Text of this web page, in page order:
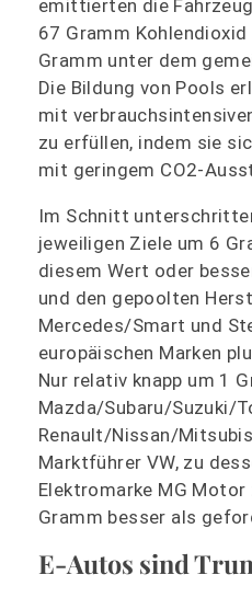
emittierten die
67 Gramm
Gramm unter dem
Die Bildung von Pools
mit
zu erfüllen, indem sie
mit geringem CO2-
Im Schnitt
jeweiligen Ziele um 6
diesem Wert oder
und den gepoolten
Mercedes/Smart und
europäischen Marken
Nur relativ knapp um 1
Mazda/Subaru/Suzuki/
Renault/Nissan/
Marktführer VW, zu
Elektromarke MG Motor
Gramm besser als
E-Autos sind